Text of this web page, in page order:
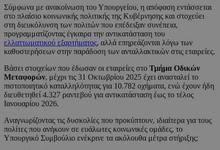
Σύμφωνα με ανακοίνωση του Υπουργείου, η απόφαση εντάσσεται
στο πλαίσιο κοινωνικής πολιτικής της Κυβέρνησης και στοχεύει
στη διευκόλυνση των πολιτών που επέδειξαν συνέπεια,
προγραμματίζοντας έγκαιρα την αντικατάσταση του
ελλαττωματικού εξαρτήματος, αλλά επηρεάζονται λόγω των
καθυστερήσεων στην παράδοση των ανταλλακτικών στις εταιρείες.
Βάσει στοιχείων που έδωσαν οι εταιρείες στο Τμήμα Οδικών
Μεταφορών, μέχρι τις 31 Οκτωβρίου 2025 έχει ανασταλεί το
πιστοποιητικό καταλληλότητας για 10.782 οχήματα, ενώ έχουν ήδη
διευθετηθεί 4.327 ραντεβού για αντικατάσταση έως το τέλος
Ιανουαρίου 2026.
Αναγνωρίζοντας τις δυσκολίες που προκύπτουν, ιδιαίτερα για τους
πολίτες που ανήκουν σε ευάλωτες κοινωνικές ομάδες, το
Υπουργικό Συμβούλιο ενέκρινε τα ακόλουθα μέτρα στήριξης: